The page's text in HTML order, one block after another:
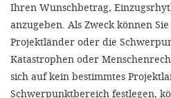
Ihren Wunschbetrag,
anzugeben. Als Zweck können
Projektländer oder die
Katastrophen oder
sich auf kein bestimmtes
Schwerpunktbereich festlegen,